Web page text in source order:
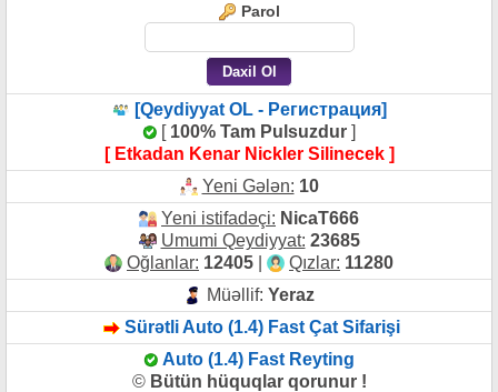
Parol
[Qeydiyyat OL - Регистрация]
[ 100% Tam Pulsuzdur ]
[ Etkadan Kenar Nickler Silinecek ]
Yeni Gələn: 10
Yeni istifadəçi: NicaT666
Umumi Qeydiyyat: 23685
Oğlanlar: 12405 Qızlar: 11280
Müəllif: Yeraz
Sürətli Auto (1.4) Fast Çat Sifarişi
Auto (1.4) Fast Reyting
© Bütün hüquqlar qorunur !